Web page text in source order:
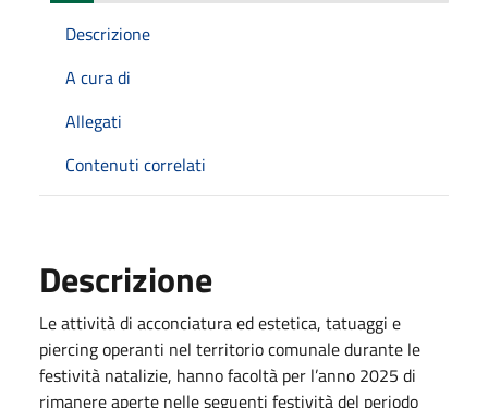
Descrizione
A cura di
Allegati
Contenuti correlati
Descrizione
Le attività di acconciatura ed estetica, tatuaggi e
piercing operanti nel territorio comunale durante le
festività natalizie, hanno facoltà per l’anno 2025 di
rimanere aperte nelle seguenti festività del periodo